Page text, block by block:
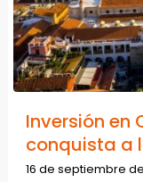
Inversión en
conquista a
16 de septiembre